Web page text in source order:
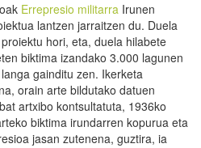
Errepresio militarra Irunen
lantzen jarraitzen du. Duela
hori, eta, duela hilabete
biktima izandako 3.000 lagunen
gainditu zen. Ikerketa
orain arte bildutako datuen
artxibo kontsultatuta, 1936ko
biktima irundarren kopurua eta
jasan zutenena, guztira, ia